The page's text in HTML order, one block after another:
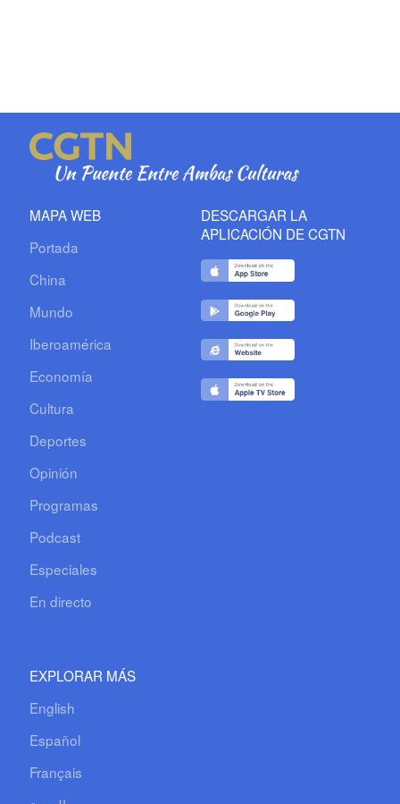
MAPA WEB
Portada
China
Mundo
Iberoamérica
Economía
Cultura
Deportes
Opinión
Programas
Podcast
Especiales
En directo
EXPLORAR MÁS
English
Español
Français
DESCARGAR LA
APLICACIÓN DE CGTN